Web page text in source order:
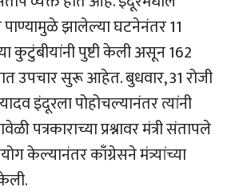
झालेल्या घटनेनंतर 11
कुटुंबीयांनी पुष्टी केली असून 162
उपचार सुरू आहेत. बुधवार, 31 रोजी
इंदूरला पोहोचल्यानंतर त्यांनी
पत्रकाराच्या प्रश्नावर मंत्री संतापले
केल्यानंतर काँग्रेसने मंत्र्यांच्या